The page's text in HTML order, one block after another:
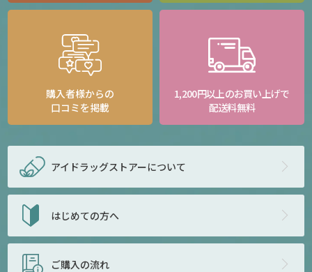
購入者様からの
口コミを掲載
1,200円以上のお買い上げで
配送料無料
アイドラッグストアーについて
はじめての方へ
ご購入の流れ